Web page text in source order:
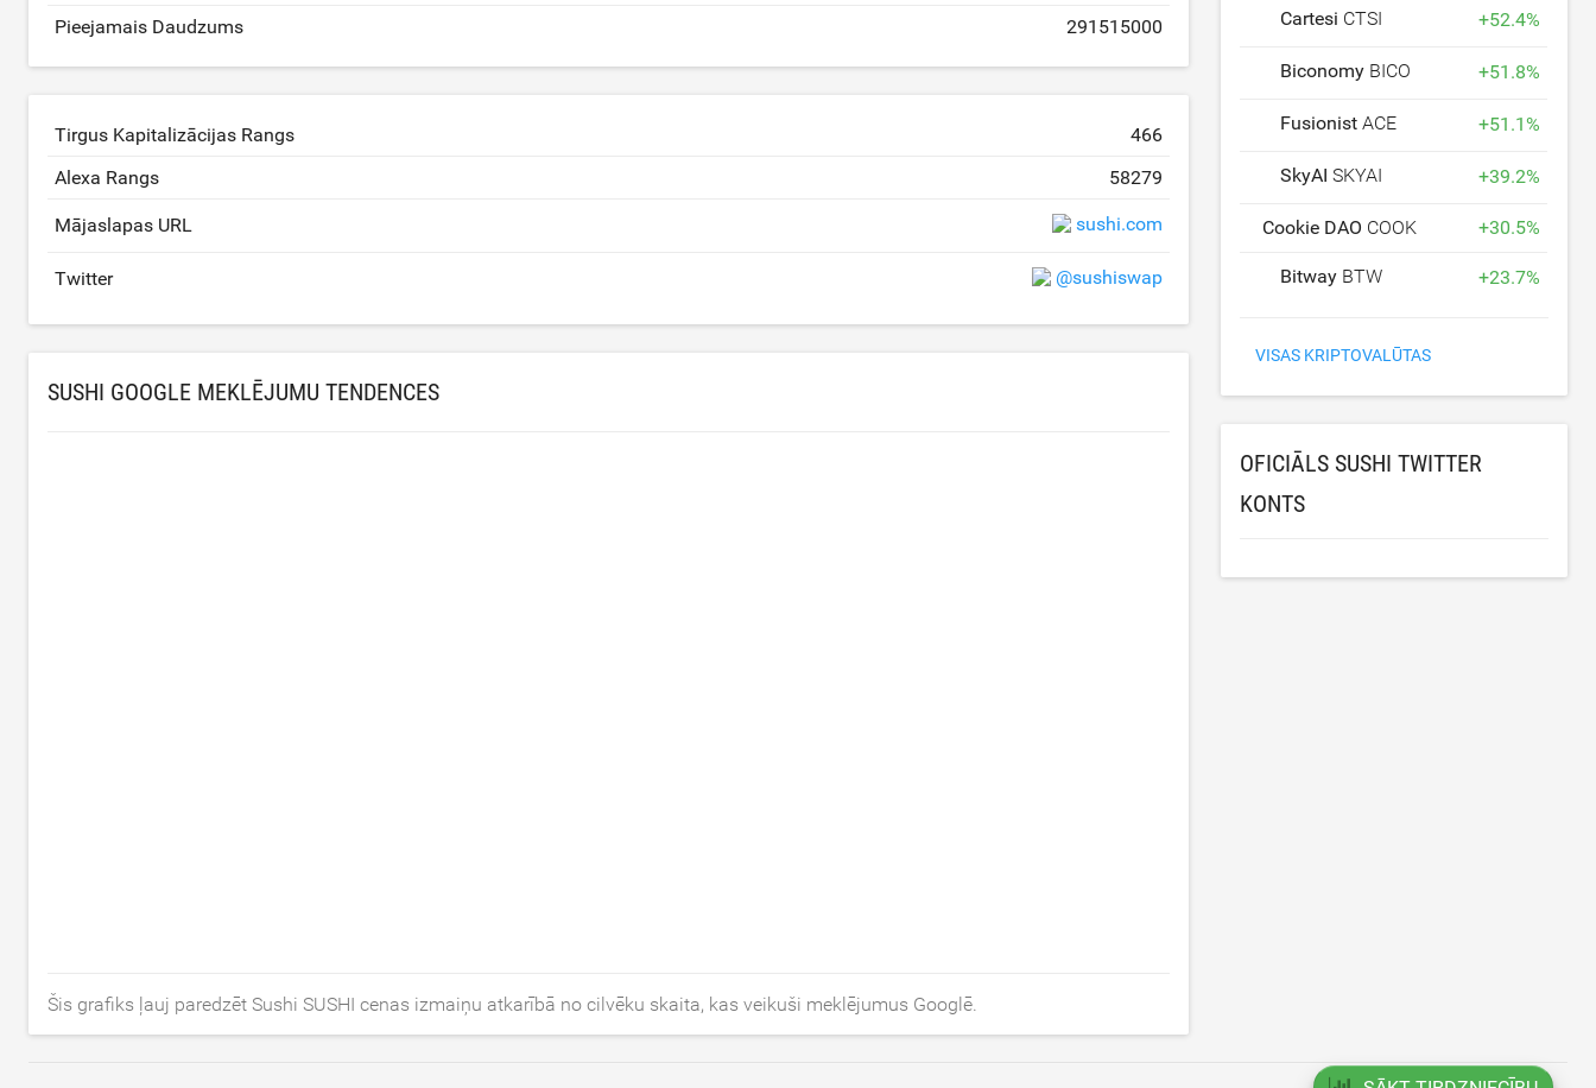
Pieejamais Daudzums
291515000
Tirgus Kapitalizācijas Rangs
466
Alexa Rangs
58279
Mājaslapas URL sushi.com
Twitter @sushiswap
SUSHI GOOGLE MEKLĒJUMU TENDENCES
Šis grafiks ļauj paredzēt Sushi SUSHI cenas izmaiņu atkarībā no cilvēku skaita, kas veikuši meklējumus Googlē.
Cartesi CTSI +52.4%
Biconomy BICO +51.8%
FusionistACE +51.1%
SkyAISKYAI +39.2%
Cookie DAO COOKIE +30.5%
Bitway BTW +23.7%
VISAS KRIPTOVALŪTAS
OFICIĀLS SUSHI TWITTER
KONTS